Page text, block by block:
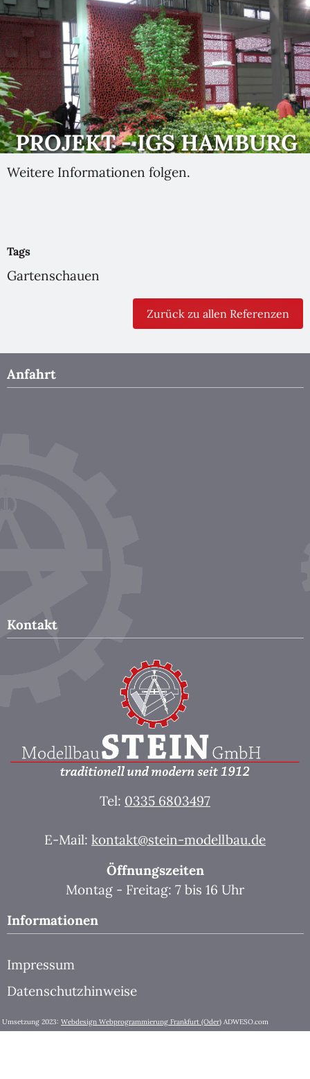
PROJEKT - IGS HAMBURG
2013
Weitere Informationen folgen.
Tags
Gartenschauen
Zurück zu allen Referenzen
Anfahrt
Kontakt
Tel: 0335 6803497
E-Mail: kontakt@stein-modellbau.de
Öffnungszeiten
Montag - Freitag: 7 bis 16 Uhr
Informationen
Impressum
Datenschutzhinweise
Umsetzung 2023: Webdesign Webprogrammierung Frankfurt (Oder) ADWESO.com